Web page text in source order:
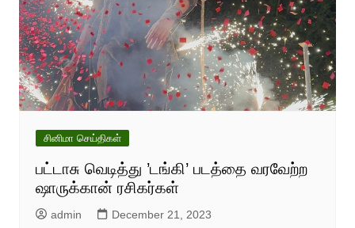
சினிமா செய்திகள்
பட்டாசு வெடித்து ’டங்கி’ படத்தை வரவேற்ற
ஷாருக்கான் ரசிகர்கள்
admin December 21, 2023